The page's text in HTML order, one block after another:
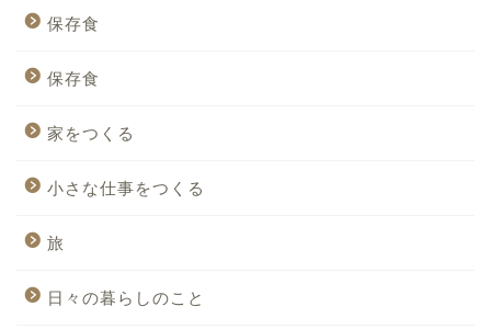
保存食
保存食
家をつくる
小さな仕事をつくる
旅
日々の暮らしのこと